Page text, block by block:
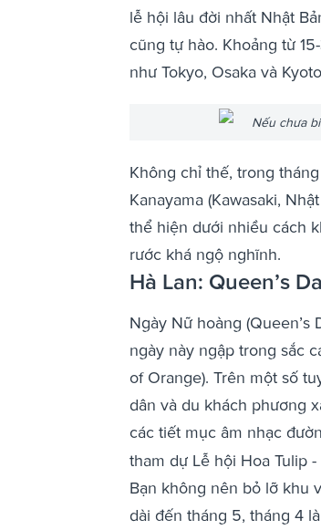
lễ hội lâu đời nhất Nhật
cũng tự hào. Khoảng từ
như Tokyo, Osaka và
Nếu chưa
Không chỉ thế, trong
Kanayama (Kawasaki,
thể hiện dưới nhiều cách
rước khá ngộ nghĩnh.
Hà Lan: Queen’s
Ngày Nữ hoàng
ngày này ngập trong sắc
of Orange). Trên một số
dân và du khách phương
các tiết mục âm nhạc
tham dự Lễ hội Hoa Tulip
Bạn không nên bỏ lỡ khu
dài đến tháng 5, tháng 4